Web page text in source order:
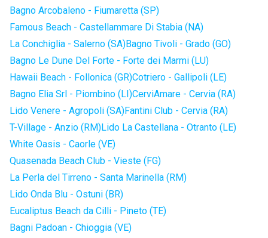
Bagno Arcobaleno - Fiumaretta (SP)
Famous Beach - Castellammare Di Stabia (NA)
La Conchiglia - Salerno (SA)Bagno Tivoli - Grado (GO)
Bagno Le Dune Del Forte - Forte dei Marmi (LU)
Hawaii Beach - Follonica (GR)Cotriero - Gallipoli (LE)
Bagno Elia Srl - Piombino (LI)CerviAmare - Cervia (RA)
Lido Venere - Agropoli (SA)Fantini Club - Cervia (RA)
T-Village - Anzio (RM)Lido La Castellana - Otranto (LE)
White Oasis - Caorle (VE)
Quasenada Beach Club - Vieste (FG)
La Perla del Tirreno - Santa Marinella (RM)
Lido Onda Blu - Ostuni (BR)
Eucaliptus Beach da Cilli - Pineto (TE)
Bagni Padoan - Chioggia (VE)